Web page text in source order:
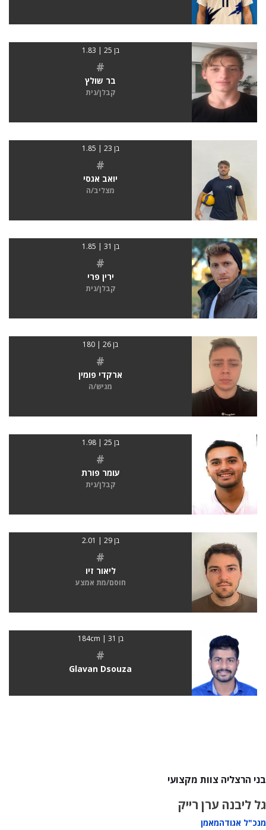
בן 25 | 1.83
#
בר שולץ
קבלן/נית
בן 23 | 1.85
#
יואב אגסי
מצליב/ה
בן 31 | 1.85
#
ירין פרי
קבלן/נית
בן 26 | 180
#
ארקדי פומין
מגיש/ה
בן 25 | 1.98
#
עומר פורת
קבלן/נית
בן 29 | 2.01
#
ליאור זיו
חוסם/מת אמצע
בן 31 | 184cm
#
Glavan Dsouza
בני הרצליה צוות מקצועי
גל ליבנה
מנכ"ל אגודה
ערן רייק
מאמן